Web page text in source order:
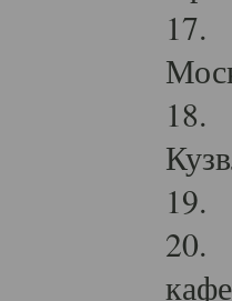
17.
18.
19.
20.